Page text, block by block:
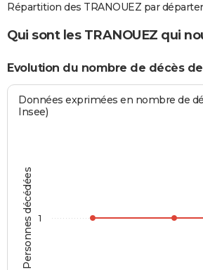
Répartition des TRANOUEZ par
Qui sont les TRANOUEZ qui
Evolution du nombre de décès de
Personnes décédées
Données exprimées en nombre de
Insee)
1